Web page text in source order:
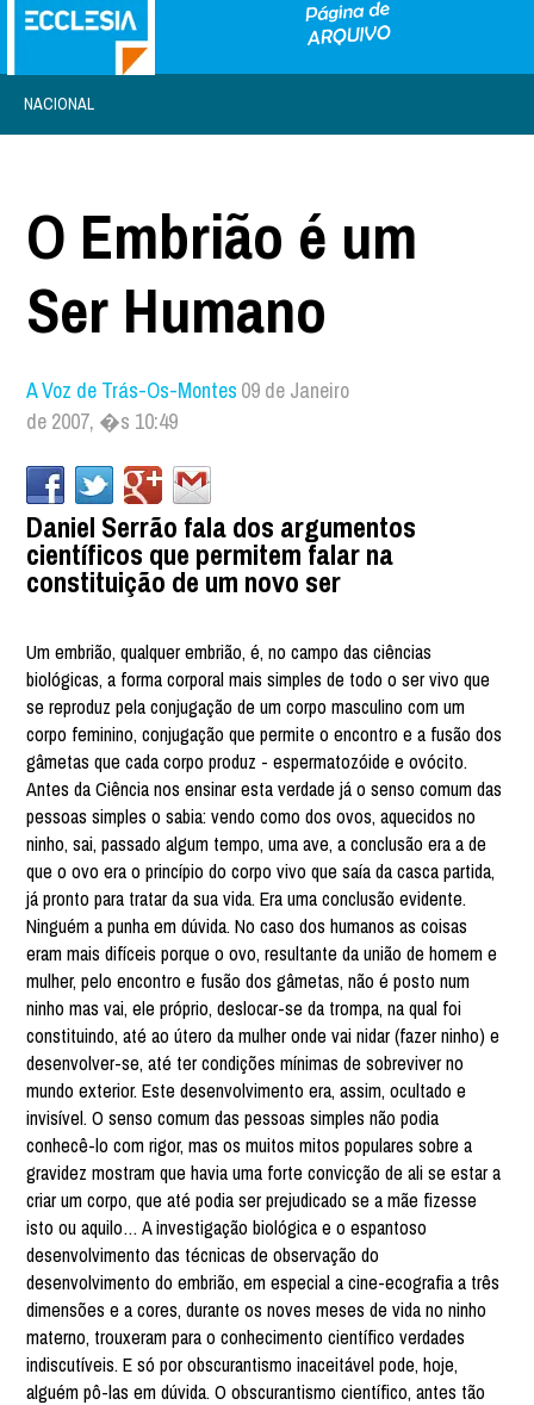
NACIONAL
O Embrião é um
Ser Humano
A Voz de Trás-Os-Montes 09 de Janeiro
de 2007, �s 10:49
Daniel Serrão fala dos argumentos
científicos que permitem falar na
constituição de um novo ser
Um embrião, qualquer embrião, é, no campo das ciências
biológicas, a forma corporal mais simples de todo o ser vivo que
se reproduz pela conjugação de um corpo masculino com um
corpo feminino, conjugação que permite o encontro e a fusão dos
gâmetas que cada corpo produz - espermatozóide e ovócito.
Antes da Ciência nos ensinar esta verdade já o senso comum das
pessoas simples o sabia: vendo como dos ovos, aquecidos no
ninho, sai, passado algum tempo, uma ave, a conclusão era a de
que o ovo era o princípio do corpo vivo que saía da casca partida,
já pronto para tratar da sua vida. Era uma conclusão evidente.
Ninguém a punha em dúvida. No caso dos humanos as coisas
eram mais difíceis porque o ovo, resultante da união de homem e
mulher, pelo encontro e fusão dos gâmetas, não é posto num
ninho mas vai, ele próprio, deslocar-se da trompa, na qual foi
constituindo, até ao útero da mulher onde vai nidar (fazer ninho) e
desenvolver-se, até ter condições mínimas de sobreviver no
mundo exterior. Este desenvolvimento era, assim, ocultado e
invisível. O senso comum das pessoas simples não podia
conhecê-lo com rigor, mas os muitos mitos populares sobre a
gravidez mostram que havia uma forte convicção de ali se estar a
criar um corpo, que até podia ser prejudicado se a mãe fizesse
isto ou aquilo… A investigação biológica e o espantoso
desenvolvimento das técnicas de observação do
desenvolvimento do embrião, em especial a cine-ecografia a três
dimensões e a cores, durante os noves meses de vida no ninho
materno, trouxeram para o conhecimento científico verdades
indiscutíveis. E só por obscurantismo inaceitável pode, hoje,
alguém pô-las em dúvida. O obscurantismo científico, antes tão